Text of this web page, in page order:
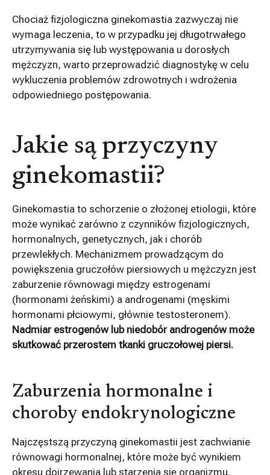
Chociaż fizjologiczna ginekomastia zazwyczaj nie
wymaga leczenia, to w przypadku jej długotrwałego
utrzymywania się lub występowania u dorosłych
mężczyzn, warto przeprowadzić diagnostykę w celu
wykluczenia problemów zdrowotnych i wdrożenia
odpowiedniego postępowania.
Jakie są przyczyny
ginekomastii?
Ginekomastia to schorzenie o złożonej etiologii, które
może wynikać zarówno z czynników fizjologicznych,
hormonalnych, genetycznych, jak i chorób
przewlekłych. Mechanizmem prowadzącym do
powiększenia gruczołów piersiowych u mężczyzn jest
zaburzenie równowagi między estrogenami
(hormonami żeńskimi) a androgenami (męskimi
hormonami płciowymi, głównie testosteronem).
Nadmiar estrogenów lub niedobór androgenów może
skutkować przerostem tkanki gruczołowej piersi.
Zaburzenia hormonalne i
choroby endokrynologiczne
Najczęstszą przyczyną ginekomastii jest zachwianie
równowagi hormonalnej, które może być wynikiem
okresu dojrzewania lub starzenia się organizmu.